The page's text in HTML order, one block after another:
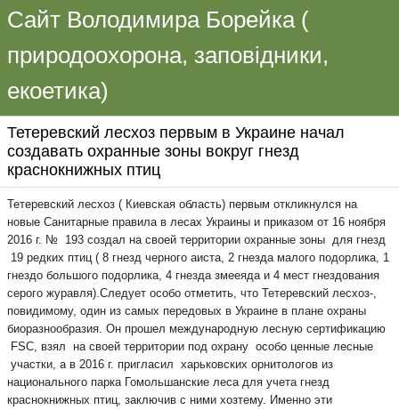
Сайт Володимира Борейка (
природоохорона, заповідники,
екоетика)
Тетеревский лесхоз первым в Украине начал
создавать охранные зоны вокруг гнезд
краснокнижных птиц
Тетеревский лесхоз ( Киевская область) первым откликнулся на
новые Санитарные правила в лесах Украины и приказом от 16 ноября
2016 г. № 193 создал на своей территории охранные зоны для гнезд
19 редких птиц ( 8 гнезд черного аиста, 2 гнезда малого подорлика, 1
гнездо большого подорлика, 4 гнезда змееяда и 4 мест гнездования
серого журавля).Следует особо отметить, что Тетеревский лесхоз-,
повидимому, один из самых передовых в Украине в плане охраны
биоразнообразия. Он прошел международную лесную сертификацию
FSC, взял на своей территории под охрану особо ценные лесные
участки, а в 2016 г. пригласил харьковских орнитологов из
национального парка Гомольшанские леса для учета гнезд
краснокнижных птиц, заключив с ними хозтему. Именно эти